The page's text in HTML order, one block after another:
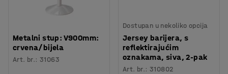
Metalni stup: V900mm:
crvena/bijela
Art. br.:31063
Dostupan u nekoliko opcija
Jersey barijera, s
reflektirajućim
oznakama, siva, 2-pak
Art. br.:310802